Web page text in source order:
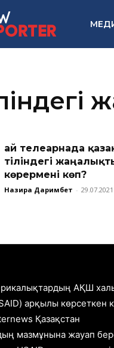
Қай телеарнада
тіліндегі
көрермені көп?
Назира Даримбет - 29.07.2021
АҚШ
арқылы көрсеткен
Қазақстан
мазмұнына жауап